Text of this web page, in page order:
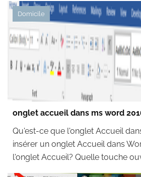
Domicile
onglet accueil dans ms word
Qu'est-ce que l'onglet Accueil
insérer un onglet Accueil dans
l'onglet Accueil? Quelle touche